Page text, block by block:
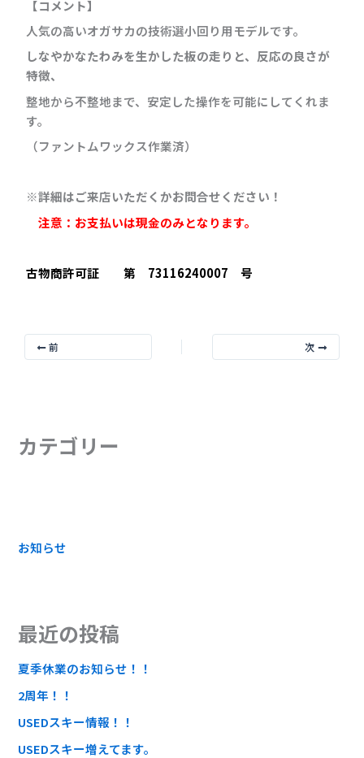
【コメント】
人気の高いオガサカの技術選小回り用モデルです。
しなやかなたわみを生かした板の走りと、反応の良さが
特徴、
整地から不整地まで、安定した操作を可能にしてくれま
す。
（ファントムワックス作業済）
※詳細はご来店いただくかお問合せください！
注意：お支払いは現金のみとなります。
古物商許可証 第 73116240007 号
前 次
カテゴリー
お知らせ
最近の投稿
夏季休業のお知らせ！！
2周年！！
USEDスキー情報！！
USEDスキー増えてます。